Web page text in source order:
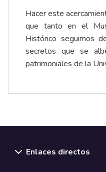
Hacer este
que tanto en el
Histórico seguimos
secretos que se
patrimoniales de la
Enlaces directos